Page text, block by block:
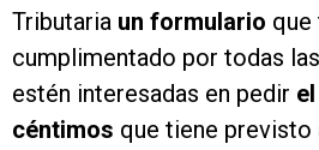
Tributaria un formulario que
cumplimentado por todas
estén interesadas en pedir
céntimos que tiene